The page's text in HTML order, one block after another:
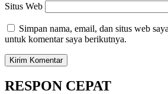
Situs Web
Simpan nama, email, dan situs web
untuk komentar saya berikutnya.
RESPON CEPAT